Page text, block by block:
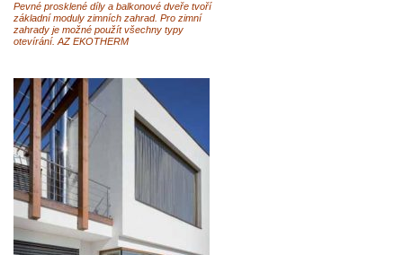
Pevné prosklené díly a balkonové dveře tvoří
základní moduly zimních zahrad. Pro zimní
zahrady je možné použít všechny typy
otevírání. AZ EKOTHERM